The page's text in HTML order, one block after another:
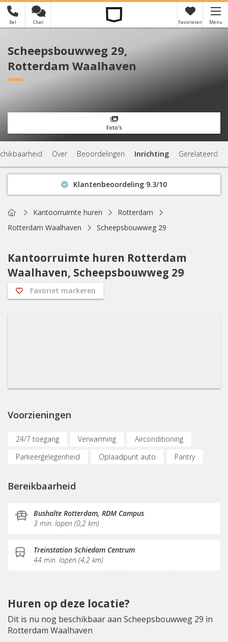
Bel Chat Favorieten Menu
×
Scheepsbouwweg 29,
Rotterdam Waalhaven
Foto's
Over Beoordelingen Inrichting Gerelateerd
Klantenbeoordeling 9.3/10
Actuele beschikbaarheid
HomeKantoorruimte huren
Rotterdam
Rotterdam Waalhaven
Scheepsbouwweg 29
Kantoorruimte huren Rotterdam
Waalhaven, Scheepsbouwweg 29
Favoriet markeren
Voorzieningen
24/7 toegang Verwarming
Airconditioning
Parkeergelegenheid
Oplaadpunt auto Pantry
Bereikbaarheid
Bushalte Rotterdam, RDM Campus
3 min. lopen (0,2 km)
Treinstation Schiedam Centrum
44 min. lopen (4,2 km)
Huren op deze locatie?
Dit is nu nog beschikbaar aan Scheepsbouwweg 29 in
Rotterdam Waalhaven